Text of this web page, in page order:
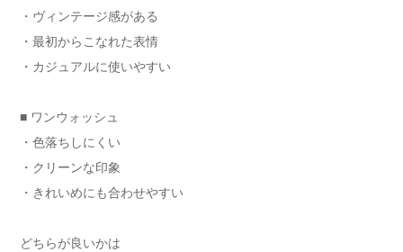
・ヴィンテージ感がある
・最初からこなれた表情
・カジュアルに使いやすい
■ ワンウォッシュ
・色落ちしにくい
・クリーンな印象
・きれいめにも合わせやすい
どちらが良いかは